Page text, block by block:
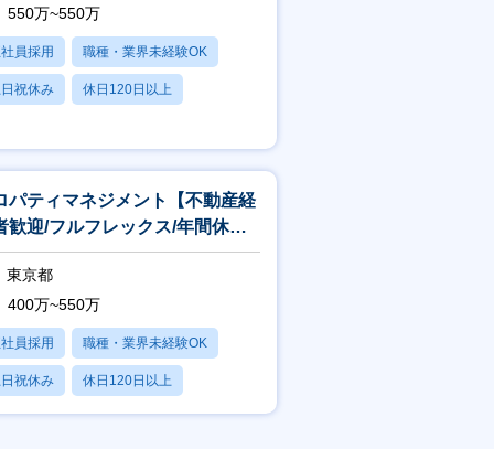
550万~550万
員採用 職種・業界未経験OK
祝休み 休日120日以上
パティマネジメント【不動産経
歓迎/フルフレックス/年間休日
日】※ココザス株式会社出向
東京都
400万~550万
員採用 職種・業界未経験OK
祝休み 休日120日以上
・育休あり